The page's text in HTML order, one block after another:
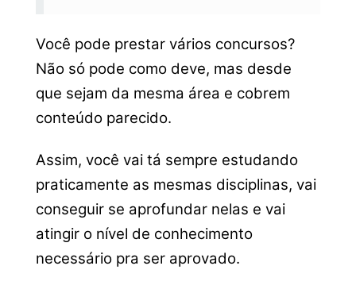
Você pode prestar vários concursos?
Não só pode como deve, mas desde
que sejam da mesma área e cobrem
conteúdo parecido.
Assim, você vai tá sempre estudando
praticamente as mesmas disciplinas, vai
conseguir se aprofundar nelas e vai
atingir o nível de conhecimento
necessário pra ser aprovado.